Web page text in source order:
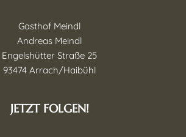
Gasthof Meindl
Andreas Meindl
Engelshütter Straße 25
93474 Arrach/Haibühl
JETZT FOLGEN!